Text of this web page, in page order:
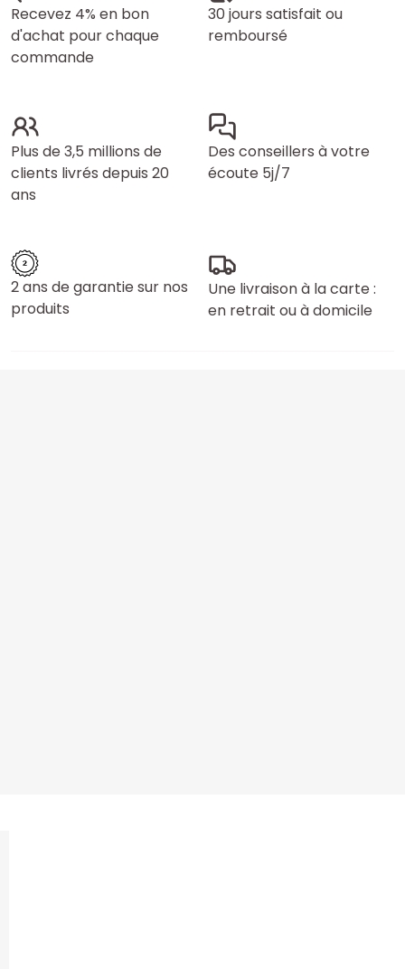
Recevez 4% en bon
d'achat pour chaque
commande
30 jours satisfait ou
remboursé
Plus de 3,5 millions de
clients livrés depuis 20
ans
Des conseillers à votre
écoute 5j/7
2 ans de garantie sur nos
produits
Une livraison à la carte :
en retrait ou à domicile